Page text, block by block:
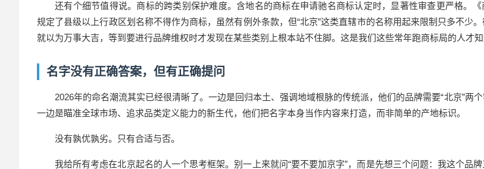
还有个细节值得说。商标的跨类别保护难度。含地名的商标在申请驰名商标认定时，显著性审查更严格。
规定了县级以上行政区划名称不得作为商标，虽然有例外条款，但“北京”这类直辖市的名称用起来限制只多不少
就以为万事大吉，等到要进行品牌维权时才发现在某些类别上根本站不住脚。这是我们这些常年跑商标局的人才知
名字没有正确答案，但有正确提问
2026年的命名潮流其实已经很清晰了。一边是回归本土、强调地域根脉的传统派，他们的品牌需要“北京”两
一边是瞄准全球市场、追求品类定义能力的新生代，他们把名字本身当作内容来打造，而非简单的产地标识。
没有孰优孰劣。只有合适与否。
我给所有考虑在北京起名的人一个思考框架。别一上来就问“要不要加京字”，而是先想三个问题：我这个品